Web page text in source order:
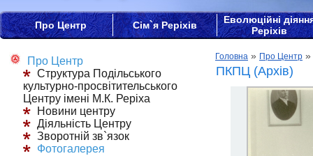
Про Центр Сім`я Реріхів
Еволюційні
Реріхів
Про Центр
Структура Подільського
культурно-просвітительського
Центру імені М.К. Реріха
Новини центру
Діяльність Центру
Зворотній зв`язок
Фотогалерея
Головна » Про Центр »
ПКПЦ (Архів)